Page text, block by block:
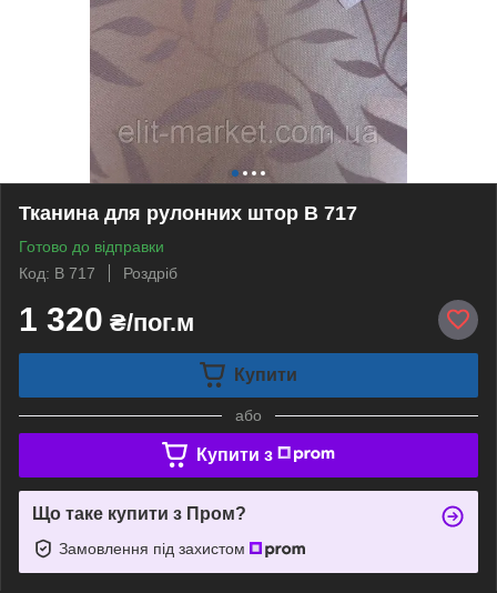
Тканина для рулонних штор В 717
Готово до відправки
Код: В 717
Роздріб
1 320 ₴/пог.м
Купити
або
Купити з
Що таке купити з Пром?
Замовлення під захистом